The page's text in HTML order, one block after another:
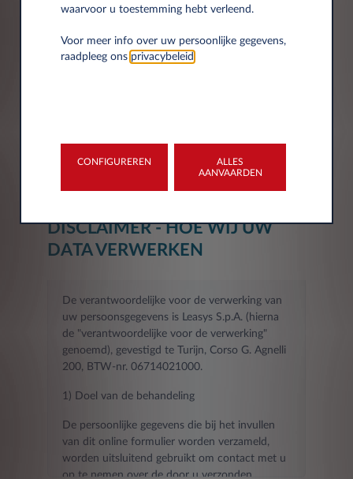
Postcode*
DISCLAIMER - HOE WIJ UW
DATA VERWERKEN
De verantwoordelijke voor de verwerking van
uw persoonsgegevens is Leasys S.p.A. (hierna
de "verantwoordelijke voor de verwerking"
genoemd), gevestigd te Turijn, Corso G. Agnelli
200, BTW-nr. 06714021000.
1) Doel van de behandeling
De persoonlijke gegevens die bij het invullen
van dit online formulier worden verzameld,
worden uitsluitend gebruikt om contact met u
op te nemen over de door u verzonden
waarvoor u toestemming hebt verleend.
Voor meer info over uw persoonlijke gegevens,
raadpleeg ons privacybeleid
CONFIGUREREN
ALLES
AANVAARDEN